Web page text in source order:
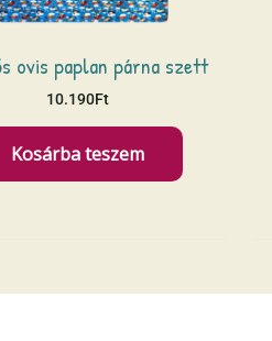
ovis paplan párna szett
10.190Ft
Kosárba teszem